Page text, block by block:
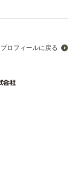
プロフィールに戻る